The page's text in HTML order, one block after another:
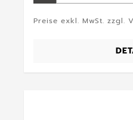
Preise exkl. MwSt. zzgl.